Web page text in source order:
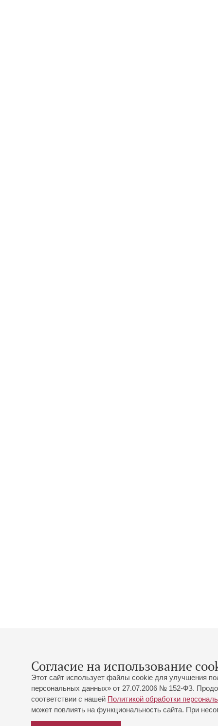
Согласие на использование
Этот сайт использует файлы cookie для улучшения
персональных данных» от 27.07.2006 № 152-ФЗ.
соответствии с нашей Политикой обработки
может повлиять на функциональность сайта. При